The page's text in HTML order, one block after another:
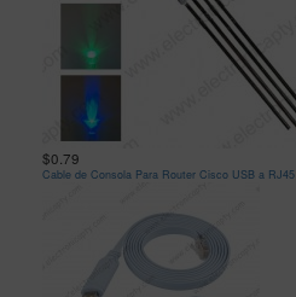
$0.79
Cable de Consola Para Router Cisco USB a RJ45